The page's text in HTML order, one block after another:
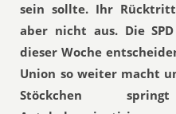
sein sollte. Ihr
aber nicht aus. Die
dieser Woche
Union so weiter macht
Stöckchen